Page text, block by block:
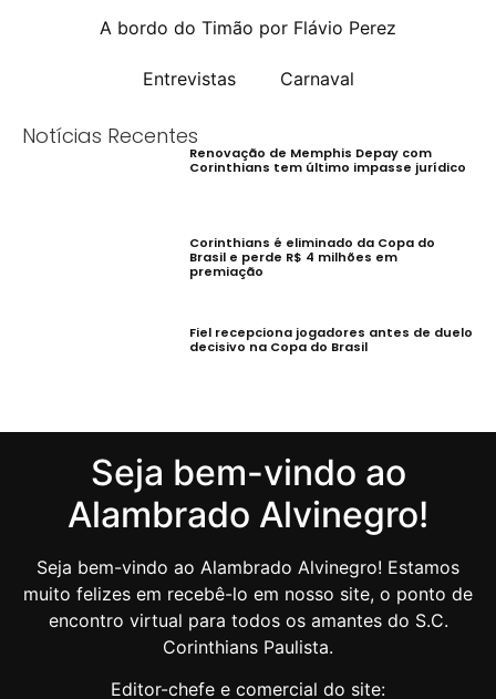
A bordo do Timão por Flávio Perez
Entrevistas Carnaval
Notícias Recentes
Renovação de Memphis Depay com
Corinthians tem último impasse jurídico
Corinthians é eliminado da Copa do
Brasil e perde R$ 4 milhões em
premiação
Fiel recepciona jogadores antes de duelo
decisivo na Copa do Brasil
Seja bem-vindo ao
Alambrado Alvinegro!
Seja bem-vindo ao Alambrado Alvinegro! Estamos
muito felizes em recebê-lo em nosso site, o ponto de
encontro virtual para todos os amantes do S.C.
Corinthians Paulista.
Editor-chefe e comercial do site: